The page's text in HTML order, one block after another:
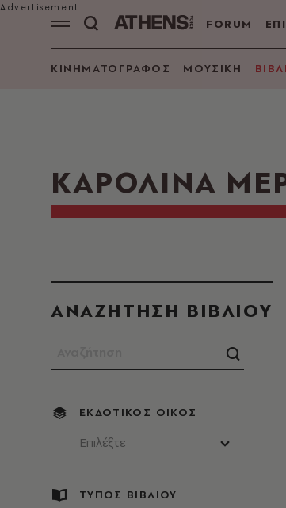
FORUM
ΚΙΝΗΜΑΤΟΓΡΑΦΟΣ ΜΟΥΣΙΚΗ
ΚΑΡΟΛΙΝΑ
ΑΝΑΖΗΤΗΣΗ ΒΙΒΛΙΟΥ
ΕΚΔΟΤΙΚΌΣ ΟΊΚΟΣ
Επιλέξτε
ΤΥΠΟΣ ΒΙΒΛΙΟΥ